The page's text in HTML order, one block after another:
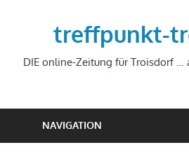
treffpunkt-
DIE online-Zeitung für Troisdorf …
NAVIGATION